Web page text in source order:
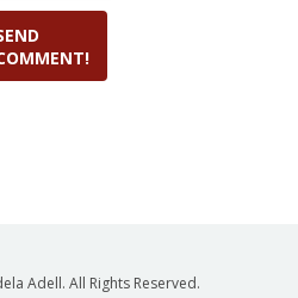
Adell. All Rights Reserved.